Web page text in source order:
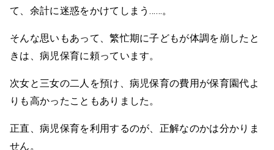
て、余計に迷惑をかけてしまう……。
そんな思いもあって、繁忙期に子どもが体調を崩したと
きは、病児保育に頼っています。
次女と三女の二人を預け、病児保育の費用が保育園代よ
りも高かったこともありました。
正直、病児保育を利用するのが、正解なのかは分かりま
せん。